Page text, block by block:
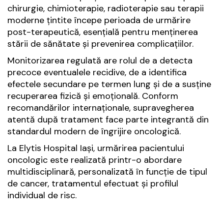
chirurgie, chimioterapie, radioterapie sau terapii
moderne țintite începe perioada de urmărire
post-terapeutică, esențială pentru menținerea
stării de sănătate și prevenirea complicațiilor.
Monitorizarea regulată are rolul de a detecta
precoce eventualele recidive, de a identifica
efectele secundare pe termen lung și de a susține
recuperarea fizică și emoțională. Conform
recomandărilor internaționale, supravegherea
atentă după tratament face parte integrantă din
standardul modern de îngrijire oncologică.
La Elytis Hospital Iași, urmărirea pacientului
oncologic este realizată printr-o abordare
multidisciplinară, personalizată în funcție de tipul
de cancer, tratamentul efectuat și profilul
individual de risc.